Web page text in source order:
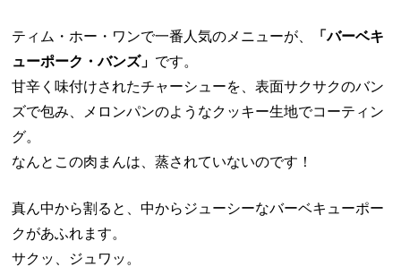
ティム・ホー・ワンで一番人気のメニューが、
「バーベキ
ューポーク・バンズ」 です。
甘辛く味付けされたチャーシューを、表面サクサクのバン
ズで包み、メロンパンのようなクッキー生地でコーティン
グ。
なんとこの肉まんは、蒸されていないのです！
真ん中から割ると、中からジューシーなバーベキューポー
クがあふれます。
サクッ、ジュワッ。